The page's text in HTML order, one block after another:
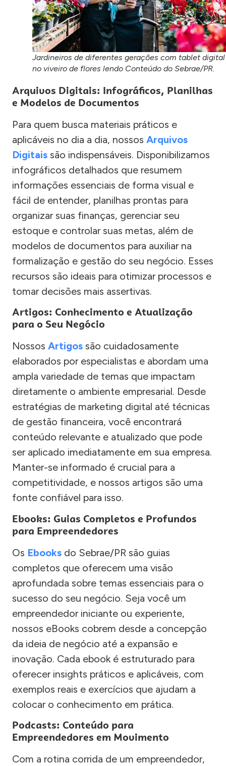
Jardineiros de diferentes gerações com tablet digital
no viveiro de flores lendo Conteúdo do Sebrae/PR.
Arquivos Digitais: Infográficos, Planilhas
e Modelos de Documentos
Para quem busca materiais práticos e
aplicáveis no dia a dia, nossos Arquivos
Digitais são indispensáveis. Disponibilizamos
infográficos detalhados que resumem
informações essenciais de forma visual e
fácil de entender, planilhas prontas para
organizar suas finanças, gerenciar seu
estoque e controlar suas metas, além de
modelos de documentos para auxiliar na
formalização e gestão do seu negócio. Esses
recursos são ideais para otimizar processos e
tomar decisões mais assertivas.
Artigos: Conhecimento e Atualização
para o Seu Negócio
Nossos Artigos são cuidadosamente
elaborados por especialistas e abordam uma
ampla variedade de temas que impactam
diretamente o ambiente empresarial. Desde
estratégias de marketing digital até técnicas
de gestão financeira, você encontrará
conteúdo relevante e atualizado que pode
ser aplicado imediatamente em sua empresa.
Manter-se informado é crucial para a
competitividade, e nossos artigos são uma
fonte confiável para isso.
Ebooks: Guias Completos e Profundos
para Empreendedores
Os Ebooks do Sebrae/PR são guias
completos que oferecem uma visão
aprofundada sobre temas essenciais para o
sucesso do seu negócio. Seja você um
empreendedor iniciante ou experiente,
nossos eBooks cobrem desde a concepção
da ideia de negócio até a expansão e
inovação. Cada ebook é estruturado para
oferecer insights práticos e aplicáveis, com
exemplos reais e exercícios que ajudam a
colocar o conhecimento em prática.
Podcasts: Conteúdo para
Empreendedores em Movimento
Com a rotina corrida de um empreendedor,